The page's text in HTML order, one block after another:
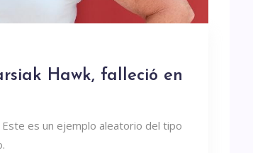
Hawk, falleció en
es un ejemplo aleatorio del tipo